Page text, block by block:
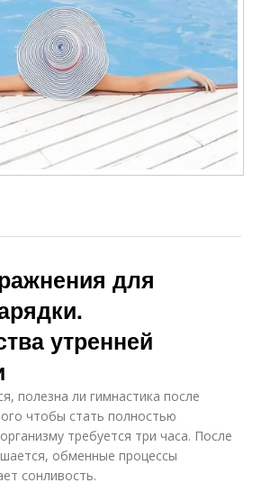
для
утренней
полезна ли гимнастика после
чтобы стать полностью
требуется три часа. После
обменные процессы
сонливость.